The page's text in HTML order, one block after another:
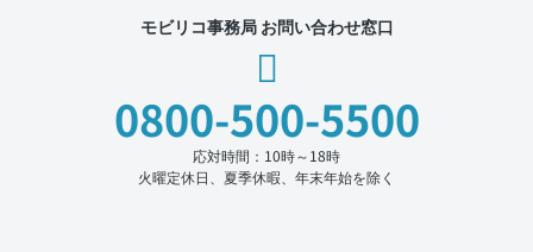
モビリコ事務局 お問い合わせ窓口
0800-500-5500
応対時間：10時～18時
火曜定休日、夏季休暇、年末年始を除く